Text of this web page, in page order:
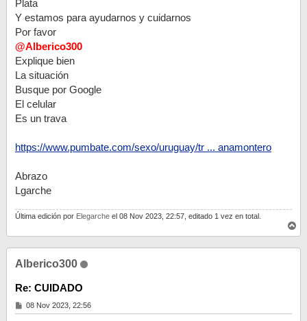
Plata
Y estamos para ayudarnos y cuidarnos
Por favor
@Alberico300
Explique bien
La situación
Busque por Google
El celular
Es un trava
https://www.pumbate.com/sexo/uruguay/tr ... anamontero
Abrazo
Lgarche
Última edición por Elegarche el 08 Nov 2023, 22:57, editado 1 vez en total.
r
Alberico300
Re: CUIDADO
M
e
08 Nov 2023, 22:56